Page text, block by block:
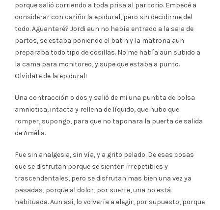
porque salió corriendo a toda prisa al paritorio. Empecé a
considerar con cariño la epidural, pero sin decidirme del
todo. Aguantaré? Jordi aun no había entrado a la sala de
partos, se estaba poniendo el batin y la matrona aun
preparaba todo tipo de cosillas. No me había aun subido a
la cama para monitoreo, y supe que estaba a punto.
Olvídate de la epidural!
Una contracción o dos y salió de mi una puntita de bolsa
amniotica, intacta y rellena de líquido, que hubo que
romper, supongo, para que no taponara la puerta de salida
de Amèlia.
Fue sin analgesia, sin vía, y a grito pelado. De esas cosas
que se disfrutan porque se sienten irrepetibles y
trascendentales, pero se disfrutan mas bien una vez ya
pasadas, porque al dolor, por suerte, una no está
habituada. Aun asi, lo volvería a elegir, por supuesto, porque